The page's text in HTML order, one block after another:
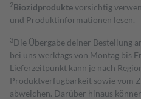
2Biozidproduktevorsichtig
und Produktinformationen lesen.
3Die Übergabe deiner Bestellung
bei uns werktags von Montag bis
Lieferzeitpunkt kann je nach
Produktverfügbarkeit sowie vom
abweichen. Darüber hinaus